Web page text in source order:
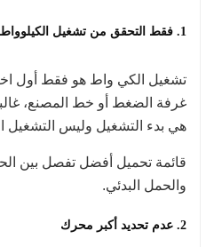
1. فقط التحقق من تشغيل الكيلوواط
تشغيل الكي واط هو فقط أول
غرفة الضغط أو خط المصنع،
هي بدء التشغيل وليس التشغيل
قائمة تحميل أفضل تفصل بين
والحمل البدئي.
2. عدم تحديد أكبر محرك